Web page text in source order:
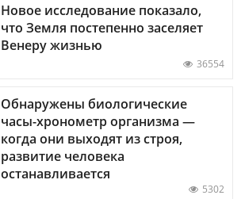
Новое исследование показало,
что Земля постепенно заселяет
Венеру жизнью
36554
Обнаружены биологические
часы-хронометр организма —
когда они выходят из строя,
развитие человека
останавливается
5302